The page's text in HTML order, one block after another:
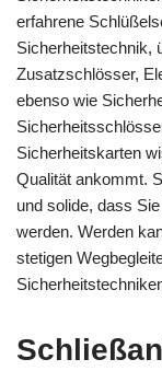
erfahrene
Sicherheitstechnik,
Zusatzschlösser,
ebenso wie
Sicherheitskarten
Qualität ankommt.
und solide, dass
werden. Werden
stetigen